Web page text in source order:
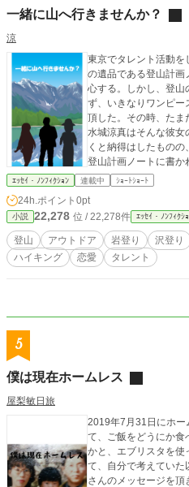
一緒に山へ行きませんか？
涼
東京でタレント活動を
の遺品である登山計画
心する。しかし、登山
ず、いきなりワンピー
頂した。その時、たま
水城涼真はそんな彼女
くと納得はしたもの
登山計画ノートに書か
る。しかし、どうして
ませんか？ 若宮朱莉の名案に水城涼真はどうするのだろう
か？ そんな二人の山
ｴｯｾｲ・ﾉﾝﾌｨｸｼｮﾝ 連載中 ｼｮｰﾄｼｮｰﾄ
24h.ポイント 0pt
小説 22,278 位 / 22,278件 ｴｯｾｲ・ﾉﾝﾌｨｸｼ
登山 アウトドア 岩登り 沢登り
ハイキング
恋愛 タレント
5
僕は現在ホームレス
屋梨敏日旅
2019年7月31日にホー
て、ご飯をどうにか食
かと、エブリスタを使っ
て、自分で考えていた
さんのメッセージを頂